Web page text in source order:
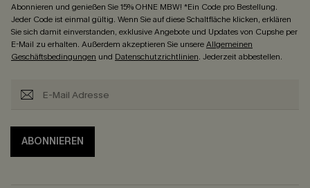
Abonnieren und genießen Sie 15% OHNE MBW! *Ein Code pro Bestellung.
Jeder Code ist einmal gültig. Wenn Sie auf diese Schaltfläche klicken, erklären
Sie sich damit einverstanden, exklusive Angebote und Updates von Cupshe per
E-Mail zu erhalten. Außerdem akzeptieren Sie unsereAllgemeinen
Geschäftsbedingungen und Datenschutzrichtlinien. Jederzeit abbestellen.
ABONNIEREN